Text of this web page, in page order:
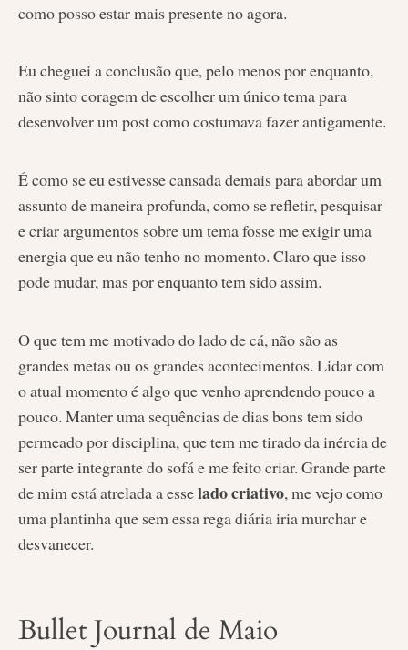
como posso estar mais presente no agora.
Eu cheguei a conclusão que, pelo menos por enquanto,
não sinto coragem de escolher um único tema para
desenvolver um post como costumava fazer antigamente.
É como se eu estivesse cansada demais para abordar um
assunto de maneira profunda, como se refletir, pesquisar
e criar argumentos sobre um tema fosse me exigir uma
energia que eu não tenho no momento. Claro que isso
pode mudar, mas por enquanto tem sido assim.
O que tem me motivado do lado de cá, não são as
grandes metas ou os grandes acontecimentos. Lidar com
o atual momento é algo que venho aprendendo pouco a
pouco. Manter uma sequências de dias bons tem sido
permeado por disciplina, que tem me tirado da inércia de
ser parte integrante do sofá e me feito criar. Grande parte
de mim está atrelada a esselado criativo, me vejo como
uma plantinha que sem essa rega diária iria murchar e
desvanecer.
Bullet Journal de Maio